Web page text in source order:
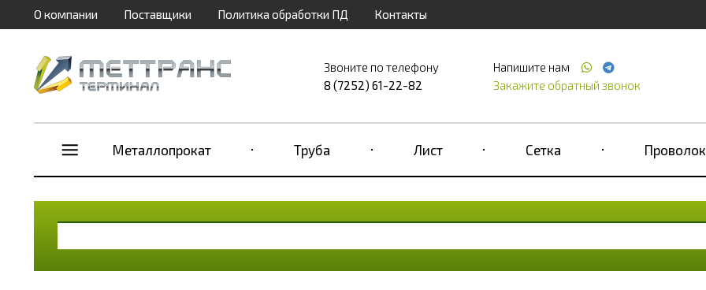
О компании Поставщики Политика обработки ПД Контакты
Звоните по телефону
8 (7252) 61-22-82
Напишите нам
Закажите обратный звонок
Металлопрокат Труба Лист Сетка